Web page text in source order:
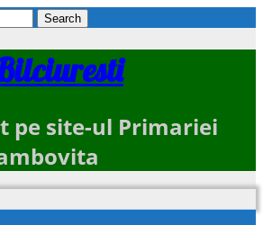
pe site-ul Primariei